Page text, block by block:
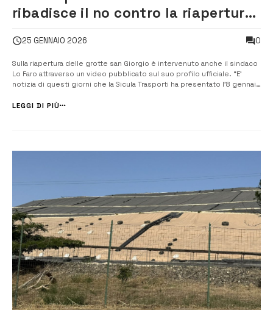
ribadisce il no contro la riapertura
convocare un tavolo con le forze
cittadine”
25 GENNAIO 2026 0
Sulla riapertura delle grotte san Giorgio è intervenuto anche il sindaco
Lo Faro attraverso un video pubblicato sul suo profilo ufficiale. “E’
notizia di questi giorni che la Sicula Trasporti ha presentato l’8 gennaio
metri cubi di rifiuti nella discarica d...
LEGGI DI PIÙ